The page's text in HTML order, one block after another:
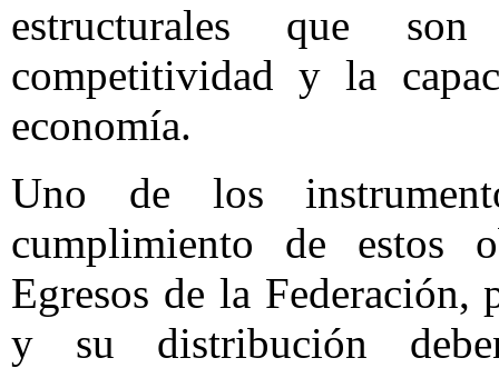
estructurales que
competitividad y la
economía.
Uno de los
cumplimiento de estos
Egresos de la Federación,
y su distribución